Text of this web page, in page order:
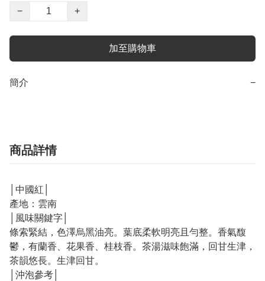
−
+
加至購物車
簡介 −
商品詳情
│中國紅│
產地：雲南
│風味關鍵字│
條索緊結，色澤烏黑油亮。葉底柔軟明亮且勻整。香氣馥
鬱，有蘭香、花果香、桂枝香。茶湯滋味飽滿，回甘生津，
茶韻悠長。生津回甘。
│沖泡參考│